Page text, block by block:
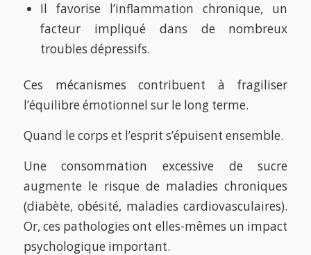
Il favorise l’inflammation chronique, un
facteur impliqué dans de nombreux
troubles dépressifs.
Ces mécanismes contribuent à fragiliser
l’équilibre émotionnel sur le long terme.
Quand le corps et l’esprit s’épuisent ensemble.
Une consommation excessive de sucre
augmente le risque de maladies chroniques
(diabète, obésité, maladies cardiovasculaires).
Or, ces pathologies ont elles-mêmes un impact
psychologique important.